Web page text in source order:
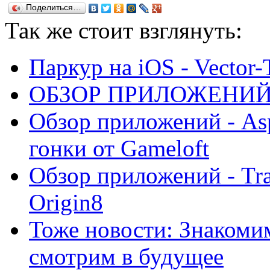
Поделиться…
Так же стоит взглянуть:
Паркур на iOS - Vector-
ОБЗОР ПРИЛОЖЕНИЙ
Обзор приложений -
гонки от Gameloft
Обзор приложений -
Origin8
Тоже новости:
смотрим в будущее